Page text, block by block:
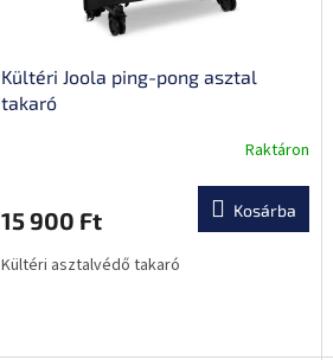
Kültéri Joola ping-pong asztal
takaró
Raktáron
15 900 Ft Kosárba
Kültéri asztalvédő takaró